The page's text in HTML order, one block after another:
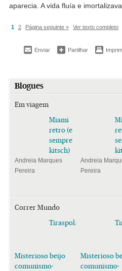
aparecia. A vida fluía e
1 2 Página seguinte » Ver texto completo
Enviar Partilhar
Blogues
Em viagem
Miami
retro (e
sempre
kitsch)
Andreia Marques
Pereira
Andreia
Pereira
Correr Mundo
Tiraspol:
Misterioso beijo
comunismo-
Misterioso
comunismo-